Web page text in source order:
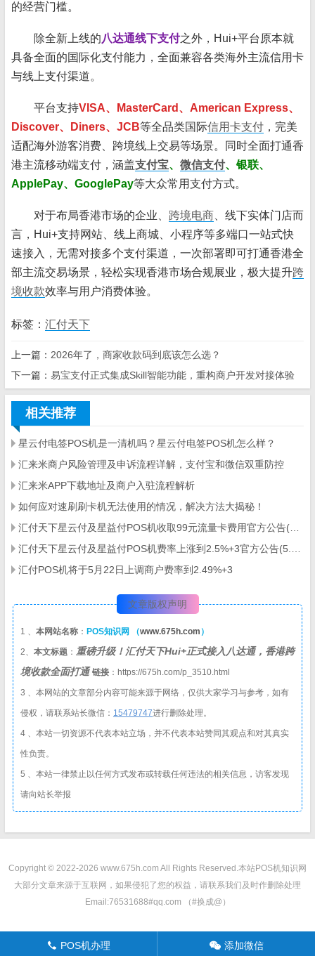
的经营门槛。
除全新上线的八达通线下支付之外，Hui+平台原本就
具备全面的国际化支付能力，全面兼容各类海外主流信用卡
与线上支付渠道。
平台支持VISA、MasterCard、American Express、
Discover、Diners、JCB等全品类国际信用卡支付 ，完美
适配海外游客消费、跨境线上交易等场景。同时全面打通香
港主流移动端支付，涵盖支付宝、 微信支付、银联、
ApplePay、GooglePay等大众常用支付方式。
对于布局香港市场的企业、 跨境电商 、线下实体门店而
言，Hui+支持网站、线上商城、小程序等多端口一站式快
速接入，无需对接多个支付渠道，一次部署即可打通香港全
部主流交易场景，轻松实现香港市场合规展业，极大提升跨
境收款效率与用户消费体验。
标签： 汇付天下
上一篇： 2026年了，商家收款码到底该怎么选？
下一篇： 易宝支付正式集成Skill智能功能，重构商户开发对接体验
相关推荐
星云付电签POS机是一清机吗？星云付电签POS机怎么样？
汇来米商户风险管理及申诉流程详解，支付宝和微信双重防控
汇来米APP下载地址及商户入驻流程解析
如何应对速刷刷卡机无法使用的情况，解决方法大揭秘！
汇付POS机将于5月22日上调商户费率到2.49%+3
文章版权声明
1 、 本网站名称 ： POS知识网 （www.675h.com ）
2、 本文标题 ： 重磅升级！汇付天下Hui+正式接入八达通，香港跨
境收款全面打通 链接 ：https://675h.com/p_3510.html
3 、本网站的文章部分内容可能来源于网络，仅供大家学习与参考，如有
侵权，请联系站长微信： 15479747进行删除处理。
4 、本站一切资源不代表本站立场，并不代表本站赞同其观点和对其真实
性负责。
5 、本站一律禁止以任何方式发布或转载任何违法的相关信息，访客发现
请向站长举报
Copyright © 2022-2026 www.675h.com All Rights Reserved.本站POS机知识网
大部分文章来源于互联网，如果侵犯了您的权益，请联系我们及时作删除处理
Email:76531688#qq.com （#换成@）
󦁁 POS机办理 󦘑 添加微信